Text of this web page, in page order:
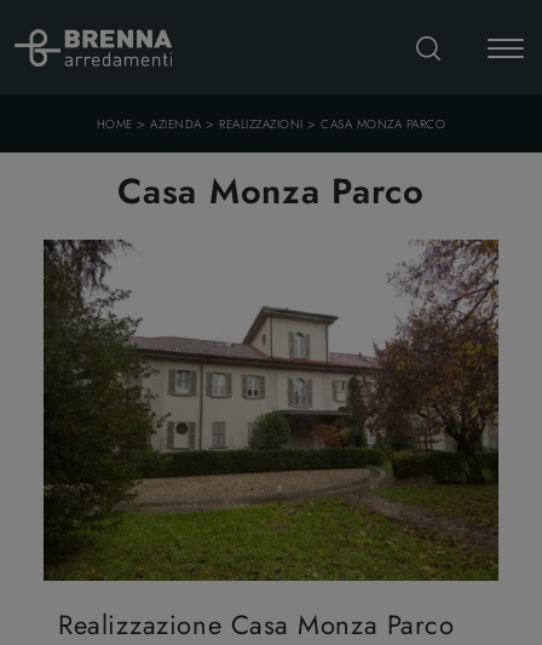
HOME >AZIENDA > REALIZZAZIONI >CASA MONZA PARCO
Casa Monza Parco
Realizzazione Casa Monza Parco